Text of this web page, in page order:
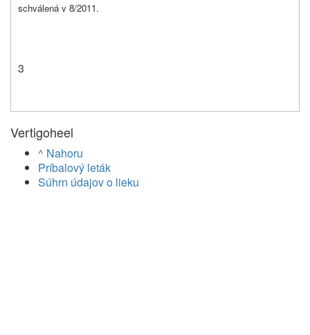
schválená v 8/2011.
3
Vertigoheel
^ Nahoru
Príbalový leták
Súhrn údajov o lieku